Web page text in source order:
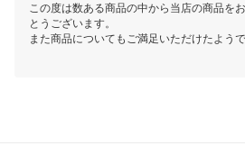
この度は数ある商品の中から当店の商品を
とうございます。
また商品についてもご満足いただけたよう